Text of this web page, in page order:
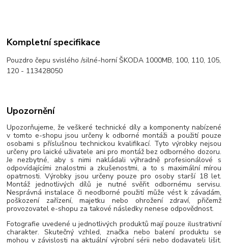
Kompletní specifikace
Pouzdro čepu svislého /silné-horní ŠKODA 1000MB, 100, 110, 105,
120 - 113428050
Upozornění
Upozorňujeme, že veškeré technické díly a komponenty nabízené
v tomto e-shopu jsou určeny k odborné montáži a použití pouze
osobami s příslušnou technickou kvalifikací. Tyto výrobky nejsou
určeny pro laické uživatele ani pro montáž bez odborného dozoru.
Je nezbytné, aby s nimi nakládali výhradně profesionálové s
odpovídajícími znalostmi a zkušenostmi, a to s maximální mírou
opatrnosti. Výrobky jsou určeny pouze pro osoby starší 18 let.
Montáž jednotlivých dílů je nutné svěřit odbornému servisu.
Nesprávná instalace či neodborné použití může vést k závadám,
poškození zařízení, majetku nebo ohrožení zdraví, přičemž
provozovatel e-shopu za takové následky nenese odpovědnost.
Fotografie uvedené u jednotlivých produktů mají pouze ilustrativní
charakter. Skutečný vzhled, značka nebo balení produktu se
mohou v závislosti na aktuální výrobní sérii nebo dodavateli lišit.